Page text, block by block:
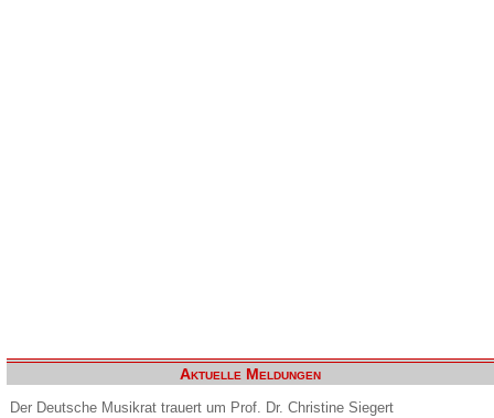
Aktuelle Meldungen
Der Deutsche Musikrat trauert um Prof. Dr. Christine Siegert